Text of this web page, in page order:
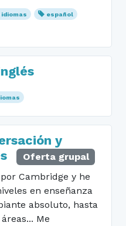
idiomas
español
y
Oferta grupal
Cambridge y he
en enseñanza
absoluto, hasta
Me